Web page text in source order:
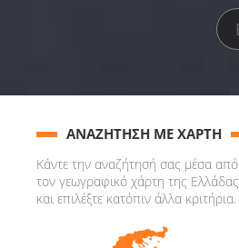
ΑΝΑΖΗΤΗΣΗ ΜΕ ΧΑΡΤΗ
Κάντε την αναζήτησή σας μέσα από
τον γεωγραφικό χάρτη της Ελλάδας
και επιλέξτε κατόπιν άλλα κριτήρια.